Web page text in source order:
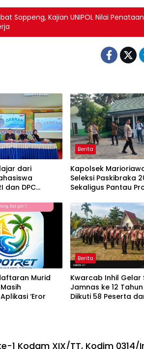
Soppeng, Kajian UNIPOL Nilai Penataan
dari
dan DPC
1
Berita
Kapolsek
Seleksi Paskibraka
Sekaligus Pantau
Murid
‘Eror
Berita
Kwarcab Inhil Gelar
Jamnas ke 12
Diikuti 58 Peserta
1 Kodam XIX/TT, Kodim 0314/